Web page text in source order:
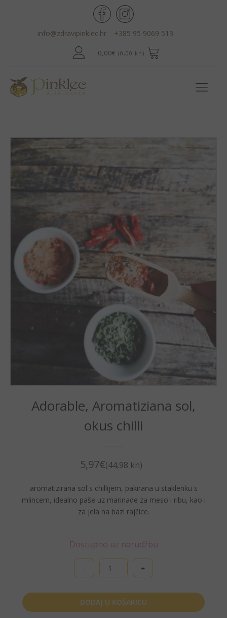
info@zdravipinklec.hr +385 95 9069 513
0,00€ (0,00 kn)
Adorable, Aromatiziana sol,
okus chilli
5,97€(44,98 kn)
aromatizirana sol s chillijem, pakirana u staklenku s
mlincem, idealno paše uz marinade za meso i ribu, kao i
za jela na bazi rajčice.
Dostupno uz narudžbu
Adorable,
Aromatiziana
okus
chilli
količina
DODAJ U KOŠARICU